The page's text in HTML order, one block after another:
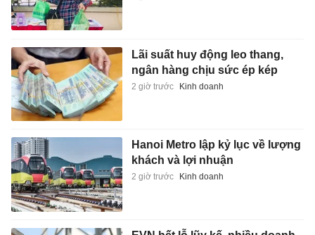
Lãi suất huy động leo thang,
ngân hàng chịu sức ép kép
2 giờ trước Kinh doanh
Hanoi Metro lập kỷ lục về lượng
khách và lợi nhuận
2 giờ trước Kinh doanh